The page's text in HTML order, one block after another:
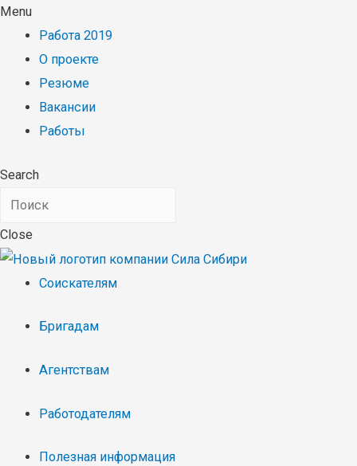
Menu
Работа 2019
О проекте
Резюме
Вакансии
Работы
Search
Close
Соискателям
Бригадам
Агентствам
Работодателям
Полезная информация